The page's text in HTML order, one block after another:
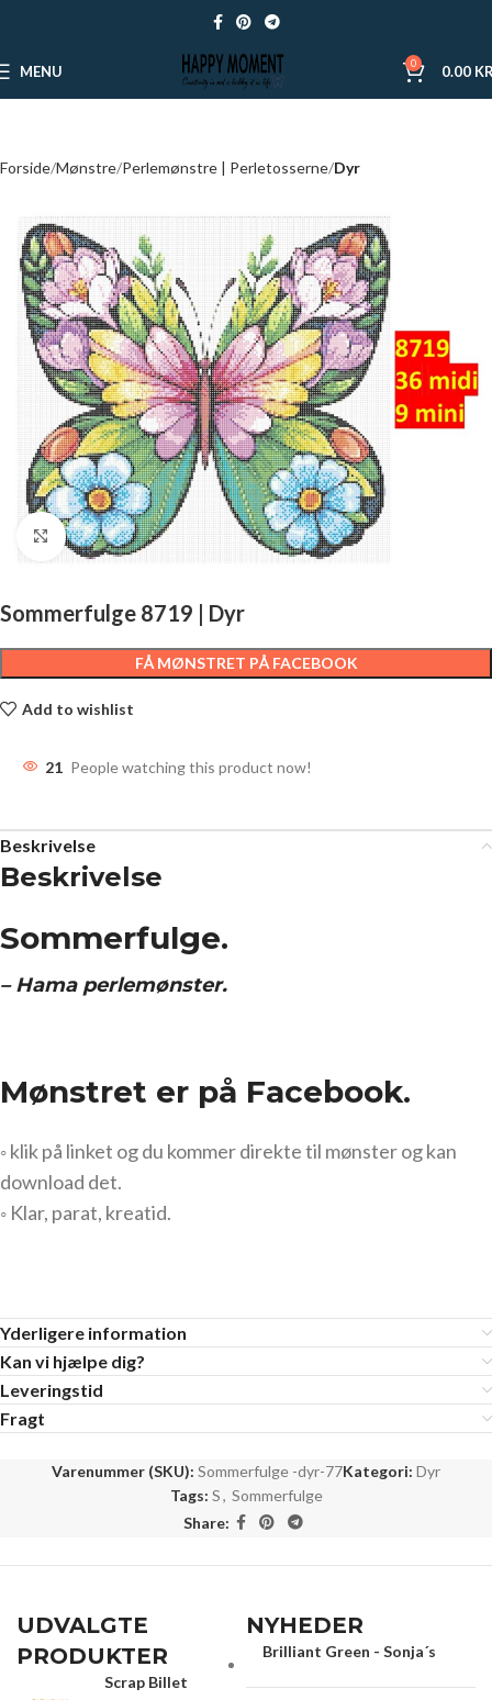
MENU 0 0.00
Forside Mønstre Perlemønstre | Perletosserne Dyr
Click to enlarge
Sommerfulge 8719 | Dyr
FÅ MØNSTRET PÅ FACEBOOK
Add to wishlist
21 People watching this product now!
Beskrivelse
Beskrivelse
Sommerfulge.
– Hama perlemønster.
Mønstret er på Facebook.
◦ klik på linket og du kommer direkte til mønster og kan
download det.
◦ Klar, parat, kreatid.
Yderligere information
Kan vi hjælpe dig?
Leveringstid
Fragt
Varenummer (SKU): Sommerfulge -dyr-77Kategori: Dyr
Tags: S, Sommerfulge
Share:
UDVALGTE
PRODUKTER
Scrap Billet
NYHEDER
Brilliant Green - Sonja´s